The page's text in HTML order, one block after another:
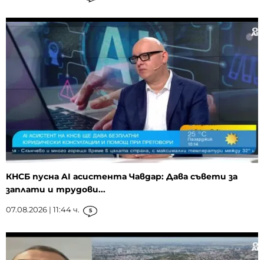
КНСБ пусна AI асистента Чавдар: Дава съвети за
заплати и трудови...
07.08.2026 | 11:44 ч. 5